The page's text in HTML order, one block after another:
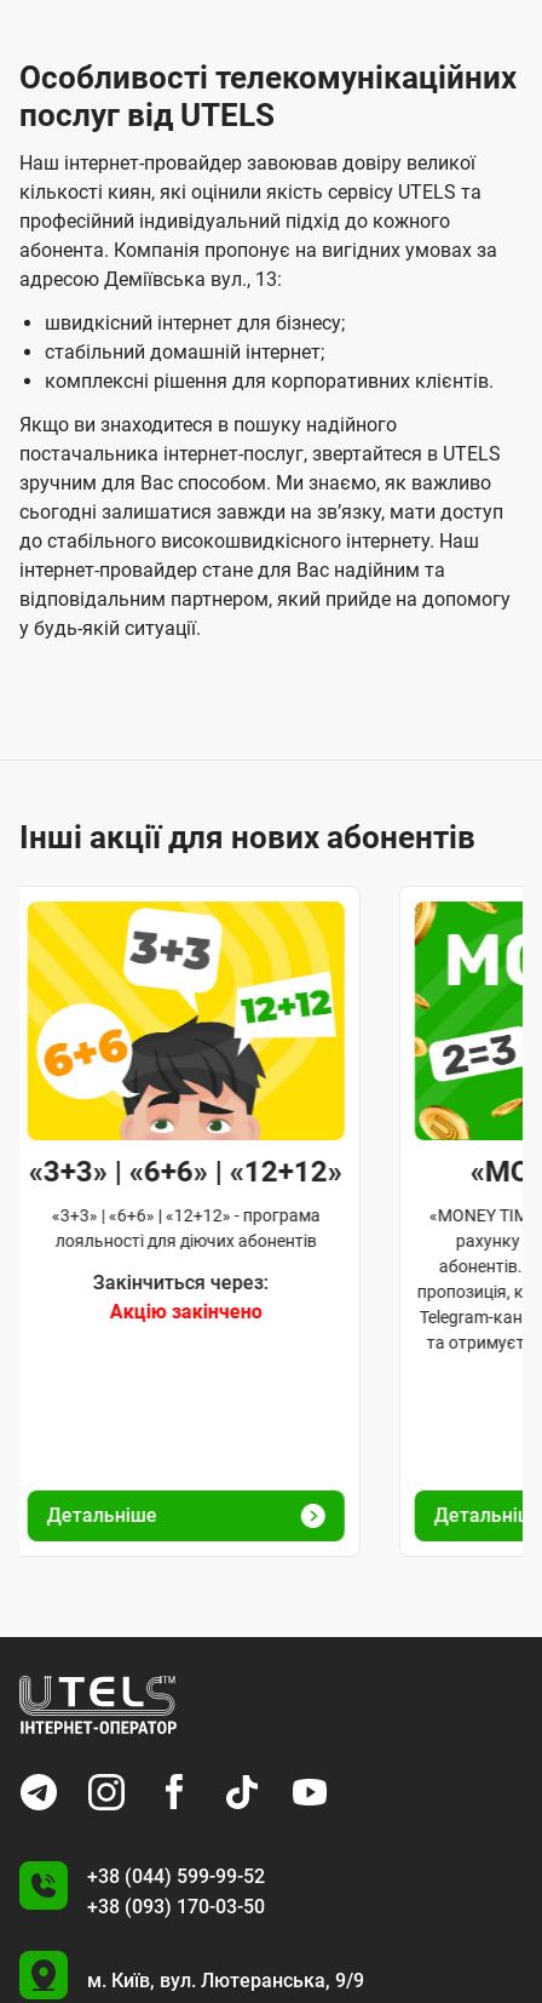
Особливості телекомунікаційних
послуг від UTELS
Наш інтернет-провайдер завоював довіру великої
кількості киян, які оцінили якість сервісу UTELS та
професійний індивідуальний підхід до кожного
абонента. Компанія пропонує на вигідних умовах за
адресою Деміївська вул., 13:
швидкісний інтернет для бізнесу;
стабільний домашній інтернет;
комплексні рішення для корпоративних клієнтів.
Якщо ви знаходитеся в пошуку надійного
постачальника інтернет-послуг, звертайтеся в UTELS
зручним для Вас способом. Ми знаємо, як важливо
сьогодні залишатися завжди на звʼязку, мати доступ
до стабільного високошвидкісного інтернету. Наш
інтернет-провайдер стане для Вас надійним та
відповідальним партнером, який прийде на допомогу
у будь-якій ситуації.
Інші акції для нових абонентів
«3+3» | «6+6» | «12+12»
«3+3» | «6+6» | «12+12» - програма
лояльності для діючих абонентів
Закінчиться через:
Акцію закінчено
Детальніше
«MONEY
рахунку
абонентів.
пропозиція,
Telegram-
та
+38 (044) 599-99-52
+38 (093) 170-03-50
U
м. Київ, вул. Лютеранська, 9/9